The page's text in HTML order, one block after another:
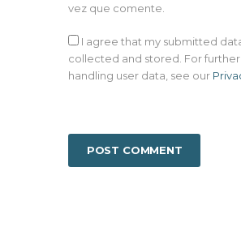
vez que comente.
I agree that my submitted
collected and stored. For
handling user data, see our